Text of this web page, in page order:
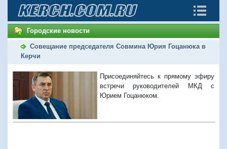
Городские новости
Совещание председателя Совмина Юрия Гоцанюка в
Керчи
Присоединяйтесь к прямому эфиру
встречи руководителей МКД с
Юрием Гоцанюком.